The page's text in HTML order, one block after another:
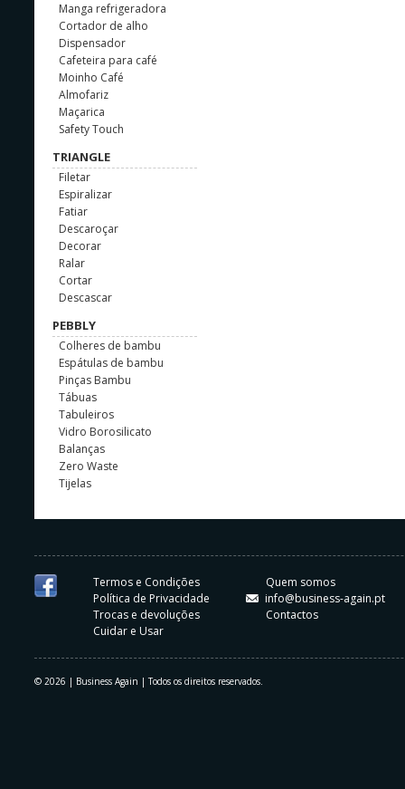
Manga refrigeradora
Cortador de alho
Dispensador
Cafeteira para café
Moinho Café
Almofariz
Maçarica
Safety Touch
TRIANGLE
Filetar
Espiralizar
Fatiar
Descaroçar
Decorar
Ralar
Cortar
Descascar
PEBBLY
Colheres de bambu
Espátulas de bambu
Pinças Bambu
Tábuas
Tabuleiros
Vidro Borosilicato
Balanças
Zero Waste
Tijelas
Termos e Condições
Política de Privacidade
Trocas e devoluções
Cuidar e Usar
Quem somos
info@business-again.pt
Contactos
© 2026 | Business Again | Todos os direitos reservados.